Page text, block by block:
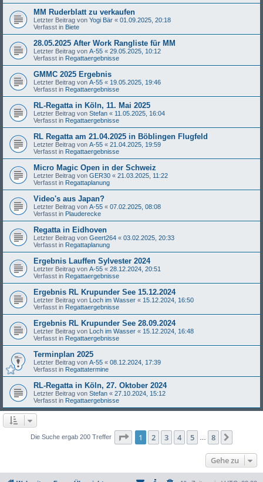
MM Ruderblatt zu verkaufen
Letzter Beitrag von Yogi Bär « 01.09.2025, 20:18
Verfasst in Biete
28.05.2025 After Work Rangliste für MM
Letzter Beitrag von A-55 « 29.05.2025, 10:12
Verfasst in Regattaergebnisse
GMMC 2025 Ergebnis
Letzter Beitrag von A-55 « 19.05.2025, 19:46
Verfasst in Regattaergebnisse
RL-Regatta in Köln, 11. Mai 2025
Letzter Beitrag von Stefan « 11.05.2025, 16:04
Verfasst in Regattaergebnisse
RL Regatta am 21.04.2025 in Böblingen Flugfeld
Letzter Beitrag von A-55 « 21.04.2025, 19:59
Verfasst in Regattaergebnisse
Micro Magic Open in der Schweiz
Letzter Beitrag von GER30 « 21.03.2025, 11:22
Verfasst in Regattaplanung
Video's aus Japan?
Letzter Beitrag von A-55 « 07.02.2025, 08:08
Verfasst in Plauderecke
Regatta in Eidhoven
Letzter Beitrag von Geert264 « 03.02.2025, 20:33
Verfasst in Regattaplanung
Ergebnis Lauffen Sylvester 2024
Letzter Beitrag von A-55 « 28.12.2024, 20:51
Verfasst in Regattaergebnisse
Ergebnis RL Krupunder See 15.12.2024
Letzter Beitrag von Loch im Wasser « 15.12.2024, 16:50
Verfasst in Regattaergebnisse
Ergebnis RL Krupunder See 28.09.2024
Letzter Beitrag von Loch im Wasser « 15.12.2024, 16:48
Verfasst in Regattaergebnisse
Terminplan 2025
Letzter Beitrag von A-55 « 08.12.2024, 17:39
Verfasst in Regattatermine
RL-Regatta in Köln, 27. Oktober 2024
Letzter Beitrag von Stefan « 27.10.2024, 15:12
Verfasst in Regattaergebnisse
Die Suche ergab 200 Treffer Seite 1von
1 2 3 4 5 8
Gehe zu